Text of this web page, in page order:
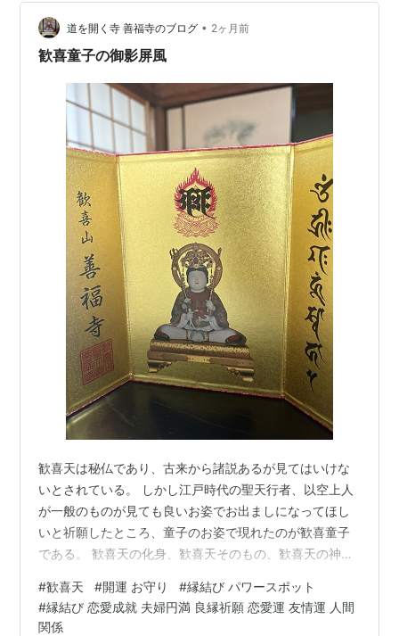
道を開く寺 善福寺のブログ • 2ヶ月前
歓喜童子の御影屏風
歓喜天は秘仏であり、古来から諸説あるが見てはいけな
いとされている。 しかし江戸時代の聖天行者、以空上人
が一般のものが見ても良いお姿でお出ましになってほし
いと祈願したところ、童子のお姿で現れたのが歓喜童子
である。 歓喜天の化身、歓喜天そのもの、歓喜天の神子
様々であるが、いろいろな解釈があっても良いとおも
う。 ・歓喜天を通じて自分の中の心を見つめることか
#歓喜天 #開運 お守り #縁結び パワースポット
#縁結び 恋愛成就 夫婦円満 良縁祈願 恋愛運 友情運 人間
関係